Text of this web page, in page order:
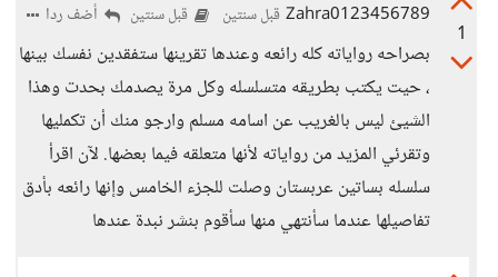
1
Zahra0123456789 قبل سنتين قبل سنتين أضف ردا
بصراحه رواياته كله رائعه وعندها تقرينها ستفقدين نفسك بينها
، حيت يكتب بطريقه متسلسله وكل مرة يصدمك بحدت وهذا
الشيئ ليس بالغريب عن اسامه مسلم وارجو منك أن تكمليها
وتقرئي المزيد من رواياته لأنها متعلقه فيما بعضها. لآن اقرأ
سلسله بساتين عربستان وصلت للجزء الخامس وإنها رائعه بأدق
تفاصيلها عندما سأنتهي منها سأقوم بنشر نبدة عندها